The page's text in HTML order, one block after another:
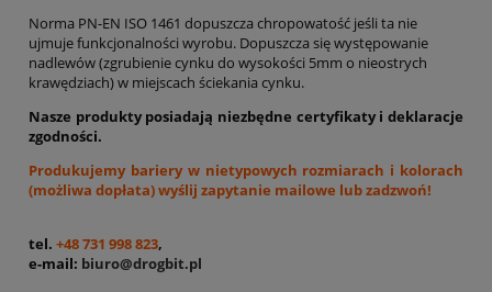
Norma PN-EN ISO 1461 dopuszcza chropowatość jeśli ta nie
ujmuje funkcjonalności wyrobu. Dopuszcza się występowanie
nadlewów (zgrubienie cynku do wysokości 5mm o nieostrych
krawędziach) w miejscach ściekania cynku.
Nasze produkty posiadają niezbędne certyfikaty i deklaracje
zgodności.
Produkujemy bariery w nietypowych rozmiarach i kolorach
(możliwa dopłata) wyślij zapytanie mailowe lub zadzwoń!
tel. +48 731 998 823,
e-mail: biuro@drogbit.pl